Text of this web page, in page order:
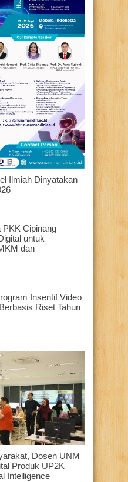
Ilmiah Dinyatakan
PKK Cipinang
untuk
dan
Insentif Video
Riset Tahun
Dosen UNM
Produk UP2K
Intelligence